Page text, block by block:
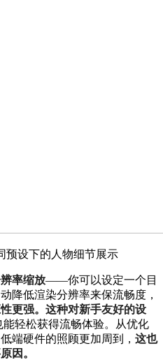
预设下的人物细节展示
率缩放——你可以设定一个目
降低渲染分辨率来保流畅度，
更强。这种对新手友好的设
轻松获得流畅体验。从优化
端硬件的照顾更加周到， 这也
因。